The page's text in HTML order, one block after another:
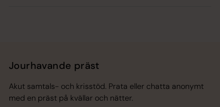
Jourhavande präst
Akut samtals- och krisstöd. Prata eller chatta anonymt
med en präst på kvällar och nätter.